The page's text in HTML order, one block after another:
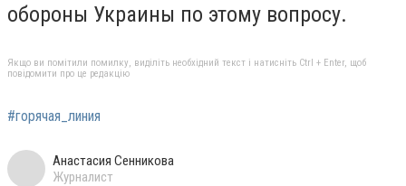
обороны Украины по этому вопросу.
Якщо ви помітили помилку, виділіть необхідний текст і натисніть Ctrl + Enter, щоб
повідомити про це редакцію
#горячая_линия
Анастасия Сенникова
Журналист